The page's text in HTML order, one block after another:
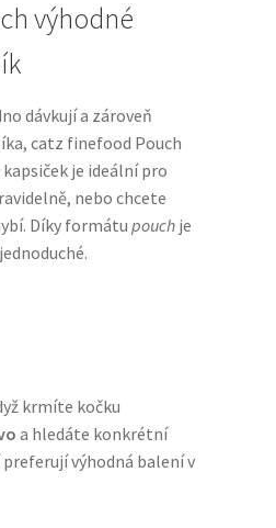
výhodné
dávkují a zároveň
catz finefood Pouch
je ideální pro
nebo chcete
Díky formátupouchje
krmíte kočku
a hledáte konkrétní
výhodná balení v